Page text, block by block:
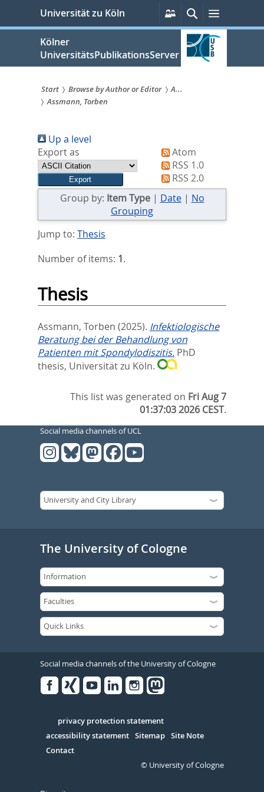
springen
Universität zu Köln
Persönliche
Services
SucheMenü
Kölner
UniversitätsPublikationsServer
Sie
sind
hier:
Start Browse by Author or Editor
A...
Assmann, Torben
Up a level
Export as
Atom
RSS 1.0
RSS 2.0
Group by: Item Type| Date| No
Grouping
Jump to: Thesis
Number of items: 1.
Thesis
Assmann, Torben (2025). Infektiologische
Beratung bei der Behandlung von
Patienten mit Spondylodiszitis. PhD
thesis, Universität zu Köln.
This list was generated on Fri Aug 7
01:37:03 2026 CEST.
Social media channels of UCL
The University of Cologne
Social media channels of the University of Cologne
Serivce
privacy protection statement
accessibility statement Sitemap Site Note
Contact
© University of Cologne